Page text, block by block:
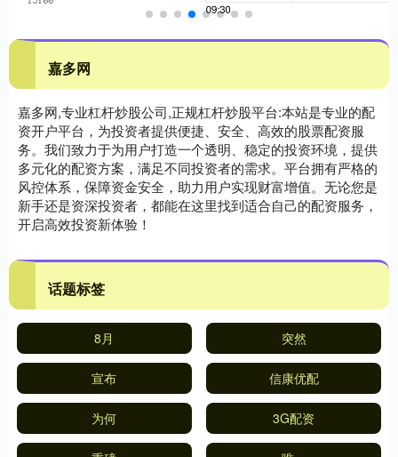
嘉多网
嘉多网,专业杠杆炒股公司,正规杠杆炒股平台:本站是专业的配
资开户平台，为投资者提供便捷、安全、高效的股票配资服
务。我们致力于为用户打造一个透明、稳定的投资环境，提供
多元化的配资方案，满足不同投资者的需求。平台拥有严格的
风控体系，保障资金安全，助力用户实现财富增值。无论您是
新手还是资深投资者，都能在这里找到适合自己的配资服务，
开启高效投资新体验！
话题标签
8月 突然
宣布 信康优配
为何 3G配资